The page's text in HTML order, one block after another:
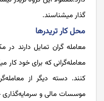
گذار می­شناسند.
محل کار تریدرها
معامله­ گران تمایل دارند در
معامله­‌گرانی که برای خود کار
کنند. دسته دیگر از
موسسات مالی و